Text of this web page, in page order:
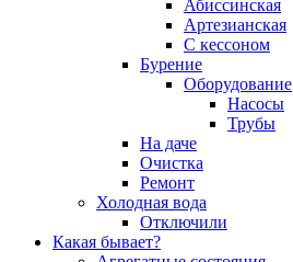
Абиссинская
Артезианская
С кессоном
Бурение
Оборудование
Насосы
Трубы
На даче
Очистка
Ремонт
Холодная вода
Отключили
Какая бывает?